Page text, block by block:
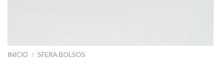
INICIO / SFERA BOLSOS